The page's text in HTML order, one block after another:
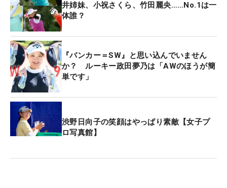
井姉妹、小祝さくら、竹田麗央……No.1は一
体誰？
『バンカー＝SW』と思い込んでいません
か？ ルーキー政田夢乃は「AWのほうが簡
単です」
渋野日向子の笑顔はやっぱり素敵【女子プ
ロ写真館】